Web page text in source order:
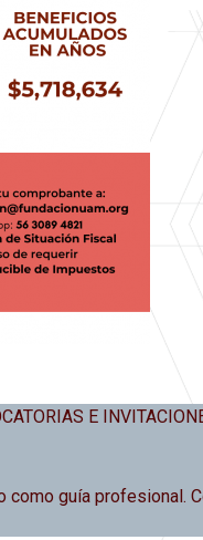
E
como guía profesional.